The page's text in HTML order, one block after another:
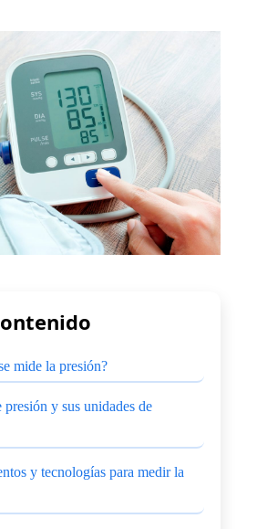
mide la presión?
presión y sus unidades de
y tecnologías para medir la